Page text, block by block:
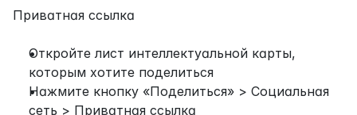
Приватная ссылка
Откройте лист интеллектуальной карты,
которым хотите поделиться
Нажмите кнопку «Поделиться» > Социальная
сеть > Приватная ссылка